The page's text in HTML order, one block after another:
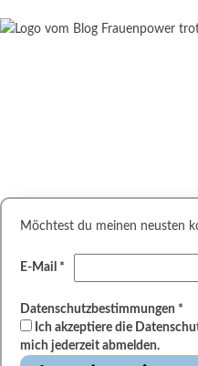
Möchtest du meinen neusten
E-Mail *
Datenschutzbestimmungen *
Ich akzeptiere die
mich jederzeit abmelden.